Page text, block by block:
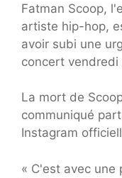
Fatman Scoop,
artiste hip-hop,
avoir subi une
concert vendredi
La mort de
communiqué
Instagram
« C'est avec